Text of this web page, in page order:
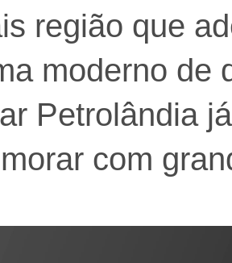
região que
moderno de
Petrolândia
com